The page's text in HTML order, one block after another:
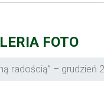
FOTO
radością” – grudzień